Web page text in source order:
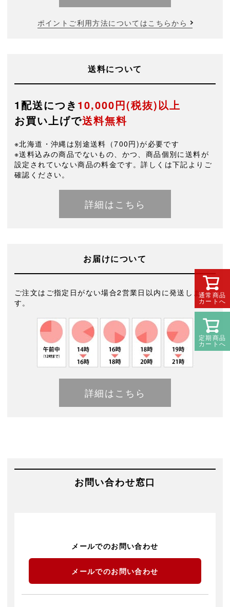
通常商品
カートへ
定期商品
カートへ
ポイントご利用方法についてはこちらから
送料について
1配送につき 10,000円(税抜)以上
お買い上げで送料無料
※北海道・沖縄は別途送料（700円)が必要です
※送料込みの商品でないもの、かつ、商品個別に送料が
設定されていない商品の料金です。詳しくは下記よりご
確認ください。
詳細はこちら
お届けについて
ご注文はご指定日がない場合2営業日以内に発送しま
す。
詳細はこちら
お問い合わせ窓口
メールでのお問い合わせ
メールでのお問い合わせ